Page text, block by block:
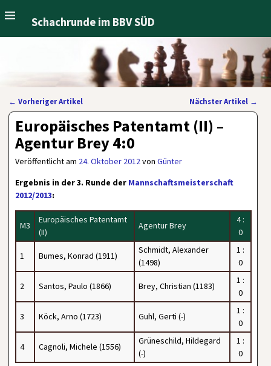
Schachrunde im BBV SÜD
Artikelnavigation
← Vorheriger Artikel Nächster Artikel →
Europäisches Patentamt (II) –
Agentur Brey 4:0
Veröffentlicht am 24. Oktober 2012vonGünter
Ergebnis in der 3. Runde der Mannschaftsmeisterschaft
2012/2013:
M3
Europäisches Patentamt
(II)
Agentur Brey
4 :
0
1 Bumes, Konrad (1911)
Schmidt, Alexander
(1498)
1 :
0
2 Santos, Paulo (1866) Brey, Christian (1183)
1 :
0
3 Köck, Arno (1723) Guhl, Gerti (-)
1 :
0
4 Cagnoli, Michele (1556)
Grüneschild, Hildegard
(-)
1 :
0